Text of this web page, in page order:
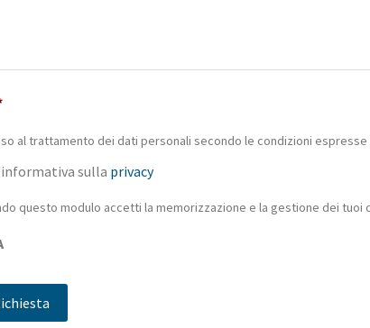
al trattamento dei dati personali secondo le condizioni
sulla privacy
questo modulo accetti la memorizzazione e la gestione dei tuoi